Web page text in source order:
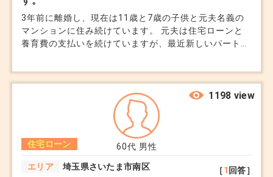
3年前に離婚し、現在は11歳と7歳の子供と元夫名義の
マンションに住み続けています。 元夫は住宅ローンと
養育費の支払いを続けていますが、最近新しいパートナ
育費の支払いを続け、マンションには私達が住み続ける
ことに合意の上で離婚しましたが、この先どうなるか不
安です。 公正証書があれば、万が一元夫の滞納があっ
ても給料から支払いを強制できますか？ 家を私名義に
変更するのが一番良いかと思いますが、パート勤務の
為、住宅ローンの名義変更は可能なのでしょうか。 で
きれば元夫から住宅ローンと養育費の支払いを継続させ
たまま現在のマンションに住み続けたいです。
60代 男性
住宅ローン
エリア
埼玉県さいたま市南区
［1 回答］
1198 view